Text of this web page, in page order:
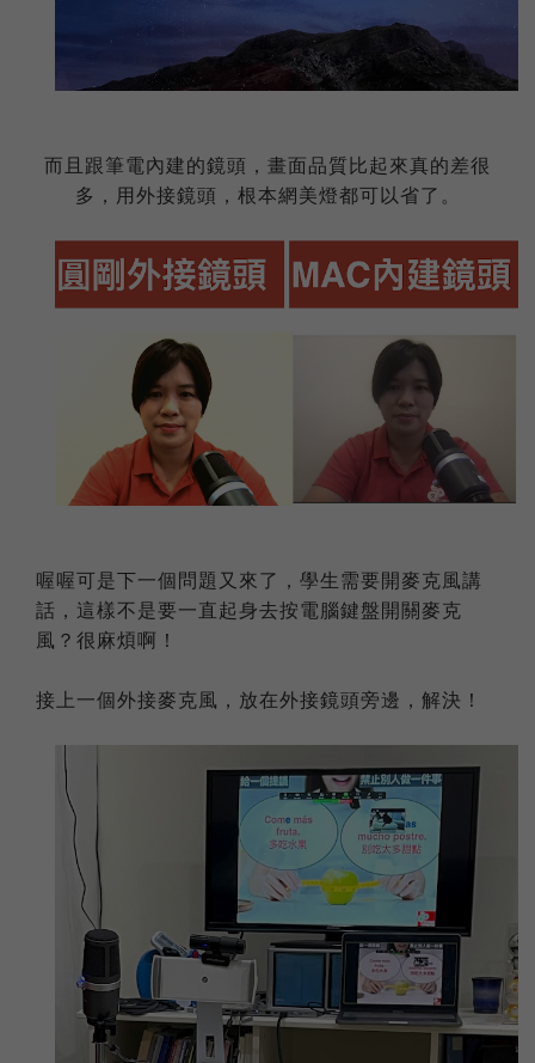
而且跟筆電內建的鏡頭，畫面品質比起來真的差很
多，用外接鏡頭，根本網美燈都可以省了。
喔喔可是下一個問題又來了，學生需要開麥克風講
話，這樣不是要一直起身去按電腦鍵盤開關麥克
風？很麻煩啊！
接上一個外接麥克風，放在外接鏡頭旁邊，解決！